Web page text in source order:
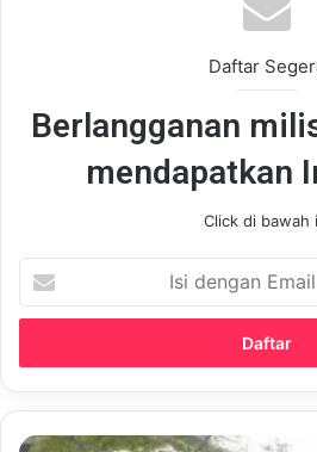
Daftar
Berlangganan
mendapatkan
Click di bawah
dengan
Email
5